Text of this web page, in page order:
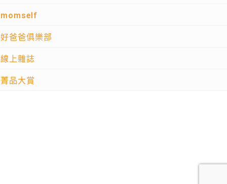
momself
好爸爸俱樂部
線上雜誌
菁品大賞